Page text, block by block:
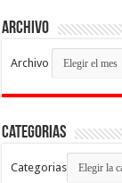
Archivo
Archivo
Categorias
Categorias